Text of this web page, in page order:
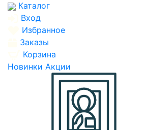
Каталог
Вход
Избранное
Заказы
Корзина
Новинки Акции